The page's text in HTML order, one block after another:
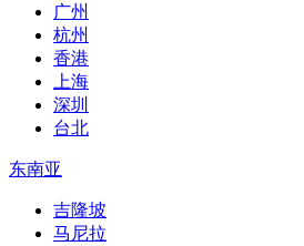
广州
杭州
香港
上海
深圳
台北
东南亚
吉隆坡
马尼拉